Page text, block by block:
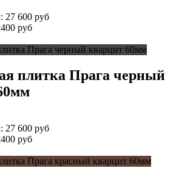
27 600 руб
руб
плитка Прага черный
27 600 руб
руб